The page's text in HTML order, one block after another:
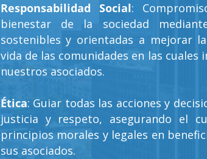
Responsabilidad Social:
bienestar de la sociedad
sostenibles y orientadas a mejorar
vida de las comunidades en las cuales
nuestros asociados.
Ética: Guiar todas las acciones y
justicia y respeto, asegurando el
principios morales y legales en
sus asociados.